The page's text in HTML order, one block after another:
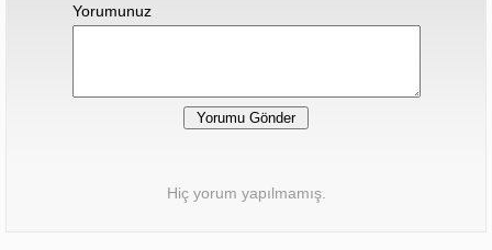
Yorumunuz
Hiç yorum yapılmamış.